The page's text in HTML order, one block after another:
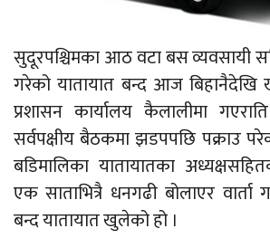
सुदूरपश्चिमका आठ वटा बस व्यवसायी
गरेको यातायात बन्द आज
प्रशासन कार्यालय कैलालीमा
सर्वपक्षीय बैठकमा झडपपछि पक्राउ
बडिमालिका यातायातका
एक साताभित्रै धनगढी बोलाएर
बन्द यातायात खुलेको हो ।